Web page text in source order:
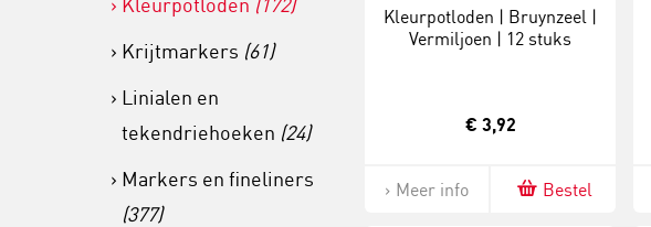
Krijtmarkers (61)
Linialen en
tekendriehoeken (24)
Markers en fineliners
(377)
Kleurpotloden | Bruynzeel |
Vermiljoen | 12 stuks
€ 3,92
Meer info Bestel